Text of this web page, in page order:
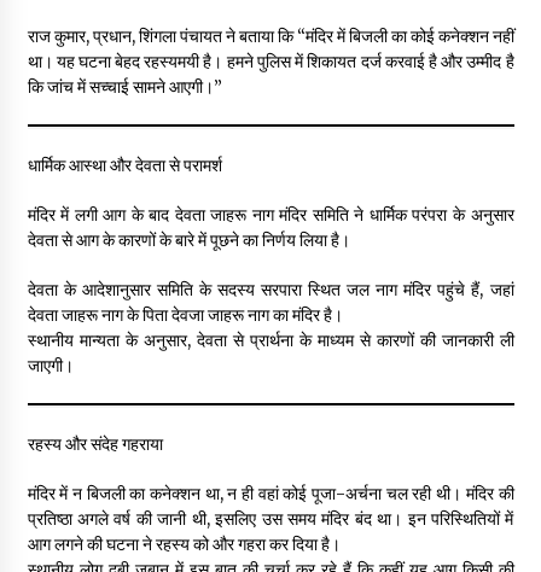
राज कुमार, प्रधान, शिंगला पंचायत ने बताया कि “मंदिर में बिजली का कोई कनेक्शन नहीं
था। यह घटना बेहद रहस्यमयी है। हमने पुलिस में शिकायत दर्ज करवाई है और उम्मीद है
कि जांच में सच्चाई सामने आएगी।”
धार्मिक आस्था और देवता से परामर्श
मंदिर में लगी आग के बाद देवता जाहरू नाग मंदिर समिति ने धार्मिक परंपरा के अनुसार
देवता से आग के कारणों के बारे में पूछने का निर्णय लिया है।
देवता के आदेशानुसार समिति के सदस्य सरपारा स्थित जल नाग मंदिर पहुंचे हैं, जहां
देवता जाहरू नाग के पिता देवजा जाहरू नाग का मंदिर है।
स्थानीय मान्यता के अनुसार, देवता से प्रार्थना के माध्यम से कारणों की जानकारी ली
जाएगी।
रहस्य और संदेह गहराया
मंदिर में न बिजली का कनेक्शन था, न ही वहां कोई पूजा-अर्चना चल रही थी। मंदिर की
प्रतिष्ठा अगले वर्ष की जानी थी, इसलिए उस समय मंदिर बंद था। इन परिस्थितियों में
आग लगने की घटना ने रहस्य को और गहरा कर दिया है।